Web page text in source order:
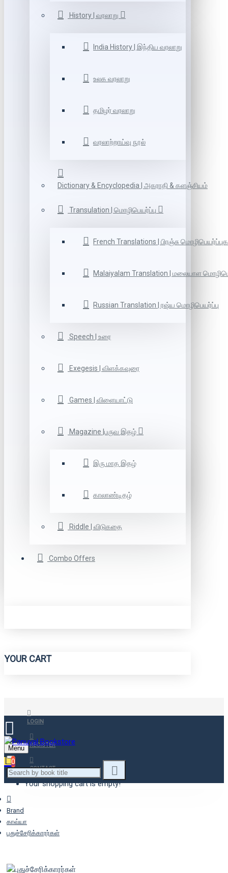
History | வரலாறு
India History | இந்திய வரலாறு
உலக வரலாறு
தமிழர் வரலாறு
வரலாற்றாய்வு நூல்
Dictionary & Encyclopedia | அகராதி & களஞ்சியம்
Transulation | மொழிபெயர்ப்பு
French Translations | பிரஞ்சு
Malaiyalam Translation | மலையாள
Russian Translation | ரஷ்ய மொழிபெயர்ப்பு
Speech | உரை
Exegesis | விளக்கவுரை
Games | விளையாட்டு
Magazine |பருவ இதழ்
இரு மாத இதழ்
காலாண்டிதழ்
Riddle | விடுகதை
Combo Offers
YOUR CART
LOGIN
REGISTER
CONTACT
Menu
0
Your shopping cart is empty!
Brand
காவ்யா
புதுச்சேரிக்காரர்கள்